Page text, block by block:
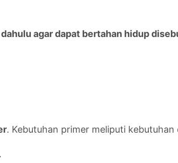
agar dapat bertahan hidup
. Kebutuhan primer meliputi